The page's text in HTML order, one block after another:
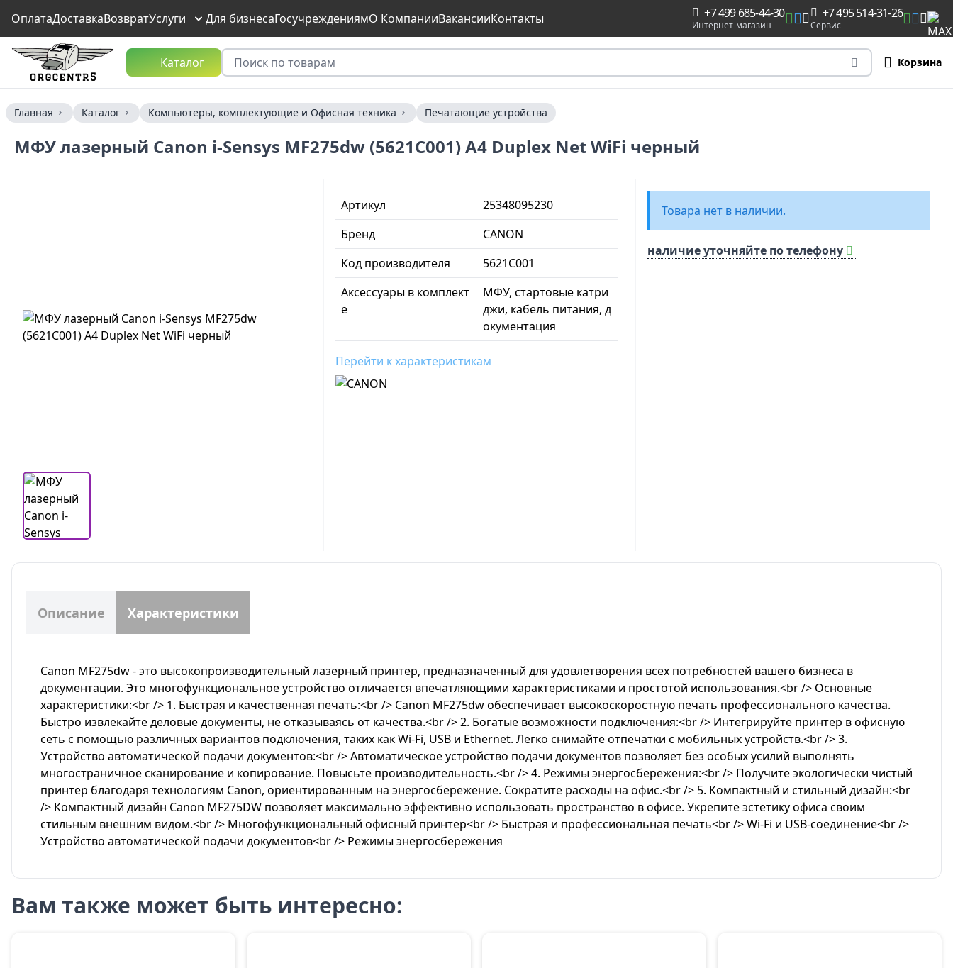
ОплатаДоставкаВозвратУслуги Для бизнесаГосучреждениямО КомпанииВакансииКонтакты +7 499 685-44-30
Интернет-магазин
+7 495 514-31-26
Сервис
Каталог Корзина
Главная Каталог Компьютеры, комплектующие и Офисная техника Печатающие устройства
МФУ лазерный Canon i-Sensys MF275dw (5621C001) A4 Duplex Net WiFi черный
Артикул
25348095230
Бренд
CANON
Код производителя
5621C001
Аксессуары в комплект
е
МФУ, стартовые катри
джи, кабель питания, д
окументация
Перейти к характеристикам
Товара нет в наличии.
наличие уточняйте по телефону
Описание Характеристики
Canon MF275dw - это высокопроизводительный лазерный принтер, предназначенный для удовлетворения всех потребностей вашего бизнеса в
документации. Это многофункциональное устройство отличается впечатляющими характеристиками и простотой использования.<br /> Основные
характеристики:<br /> 1. Быстрая и качественная печать:<br /> Canon MF275dw обеспечивает высокоскоростную печать профессионального качества.
Быстро извлекайте деловые документы, не отказываясь от качества.<br /> 2. Богатые возможности подключения:<br /> Интегрируйте принтер в офисную
сеть с помощью различных вариантов подключения, таких как Wi-Fi, USB и Ethernet. Легко снимайте отпечатки с мобильных устройств.<br /> 3.
Устройство автоматической подачи документов:<br /> Автоматическое устройство подачи документов позволяет без особых усилий выполнять
многостраничное сканирование и копирование. Повысьте производительность.<br /> 4. Режимы энергосбережения:<br /> Получите экологически чистый
принтер благодаря технологиям Canon, ориентированным на энергосбережение. Сократите расходы на офис.<br /> 5. Компактный и стильный дизайн:<br
/> Компактный дизайн Canon MF275DW позволяет максимально эффективно использовать пространство в офисе. Укрепите эстетику офиса своим
стильным внешним видом.<br /> Многофункциональный офисный принтер<br /> Быстрая и профессиональная печать<br /> Wi-Fi и USB-соединение<br />
Устройство автоматической подачи документов<br /> Режимы энергосбережения
Вам также может быть интересно: